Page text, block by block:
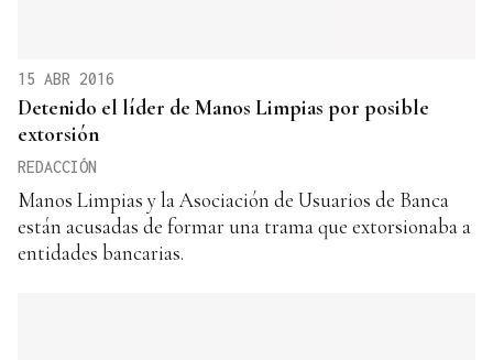
15 ABR 2016
Detenido el líder de Manos Limpias por posible
extorsión
REDACCIÓN
Manos Limpias y la Asociación de Usuarios de Banca
están acusadas de formar una trama que extorsionaba a
entidades bancarias.